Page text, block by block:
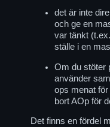
det är inte
och ge en
var tänkt
ställe i en
Om du stöter
använder
ops menat
bort AOp för
Det finns en fördel